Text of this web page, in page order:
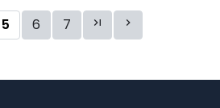
5 6 7  